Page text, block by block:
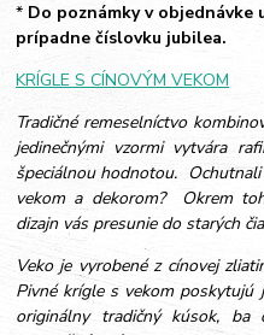
* Do poznámky v objednávke
prípadne číslovku jubilea.
KRÍGLE S CÍNOVÝM VEKOM
Tradičné remeselníctvo
jedinečnými vzormi vytvára
špeciálnou hodnotou.
vekom a dekorom? Okrem
dizajn vás presunie do starých
Veko je vyrobené z cínovej
Pivné krígle s vekom poskytujú
originálny tradičný kúsok, ba